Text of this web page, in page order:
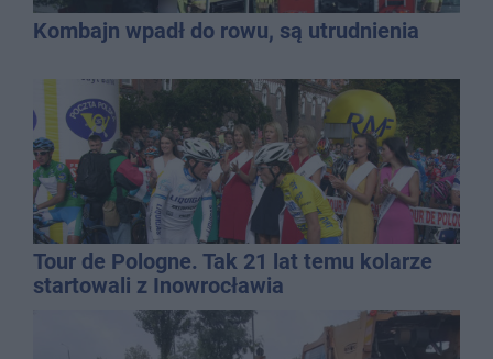
Kombajn wpadł do rowu, są utrudnienia
Tour de Pologne. Tak 21 lat temu kolarze
startowali z Inowrocławia